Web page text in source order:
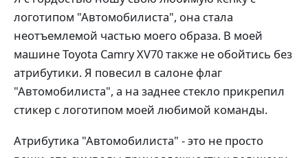
логотипом "Автомобилиста", она стала
неотъемлемой частью моего образа. В моей
машине Toyota Camry XV70 также не обойтись без
атрибутики. Я повесил в салоне флаг
"Автомобилиста", а на заднее стекло прикрепил
стикер с логотипом моей любимой команды.
Атрибутика "Автомобилиста" - это не просто